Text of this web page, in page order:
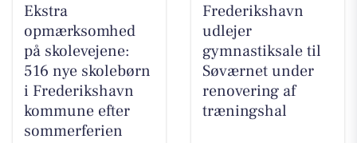
Ekstra
opmærksomhed
på skolevejene:
516 nye skolebørn
i Frederikshavn
kommune efter
sommerferien
Frederikshavn
udlejer
gymnastiksale til
Søværnet under
renovering af
træningshal